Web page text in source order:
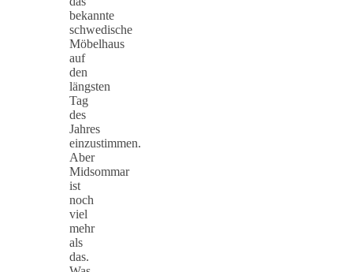
bekannte
schwedische
Möbelhaus
auf
den
längsten
Tag
des
Jahres
einzustimmen.
Aber
Midsommar
ist
noch
viel
mehr
als
das.